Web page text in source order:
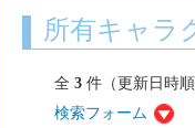
所有キャラ
全 3 件（更新日時順
検索フォーム